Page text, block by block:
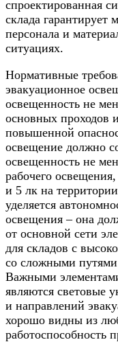
спроектированная
склада
персонала и
ситуациях.
Нормативные
эвакуационное
освещенность не
основных проходов
повышенной
освещение должно
освещенность не
рабочего
и 5 лк на
уделяется
освещения – она
от основной сети
для складов с
со сложными путями
Важными
являются световые
и направлений
хорошо видны из
работоспособность